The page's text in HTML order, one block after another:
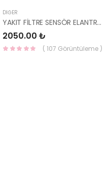
DIĞER
YAKIT FİLTRE SENSÖR ELANTRA 2016- 31921-F2900-HMC
2050.00 ₺
( 107 Görüntüleme )